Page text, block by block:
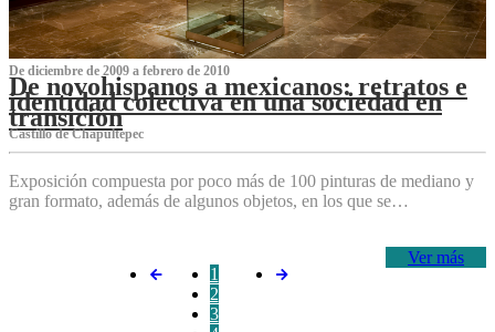
De diciembre de 2009 a febrero de 2010
De novohispanos a mexicanos: retratos e
identidad colectiva en una sociedad en
transición
Castillo de Chapultepec
Exposición compuesta por poco más de 100 pinturas de mediano y
gran formato, además de algunos objetos, en los que se…
Ver más
1
2
3